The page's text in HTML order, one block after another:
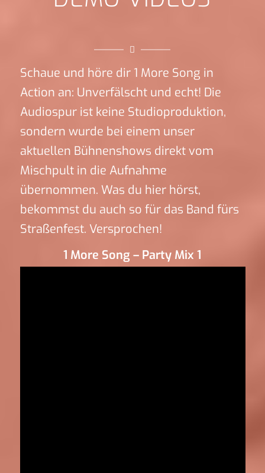
Schaue und höre dir 1 More Song in
Action an: Unverfälscht und echt! Die
Audiospur ist keine Studioproduktion,
sondern wurde bei einem unser
aktuellen Bühnenshows direkt vom
Mischpult in die Aufnahme
übernommen. Was du hier hörst,
bekommst du auch so für das Band fürs
Straßenfest. Versprochen!
1 More Song – Party Mix 1